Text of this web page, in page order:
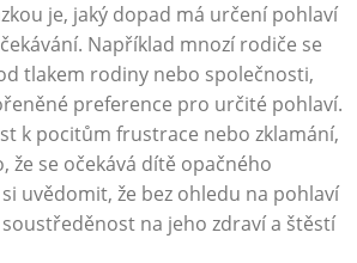
je, jaký dopad má určení pohlaví
Například mnozí rodiče se
tlakem rodiny nebo společnosti,
preference pro určité pohlaví.
k pocitům frustrace nebo zklamání,
že se očekává dítě opačného
uvědomit, že bez ohledu na pohlaví
na jeho zdraví a štěstí